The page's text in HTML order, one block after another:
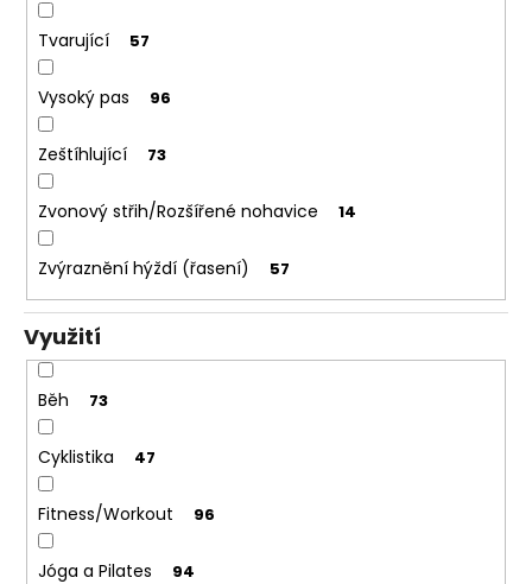
Tvarující 57
Vysoký pas 96
Zeštíhlující 73
Zvonový střih/Rozšířené nohavice 14
Zvýraznění hýždí (řasení) 57
Využití
Běh 73
Cyklistika 47
Fitness/Workout 96
Jóga a Pilates 94